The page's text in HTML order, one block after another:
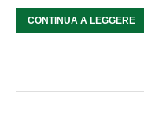
CONTINUA A LEGGERE